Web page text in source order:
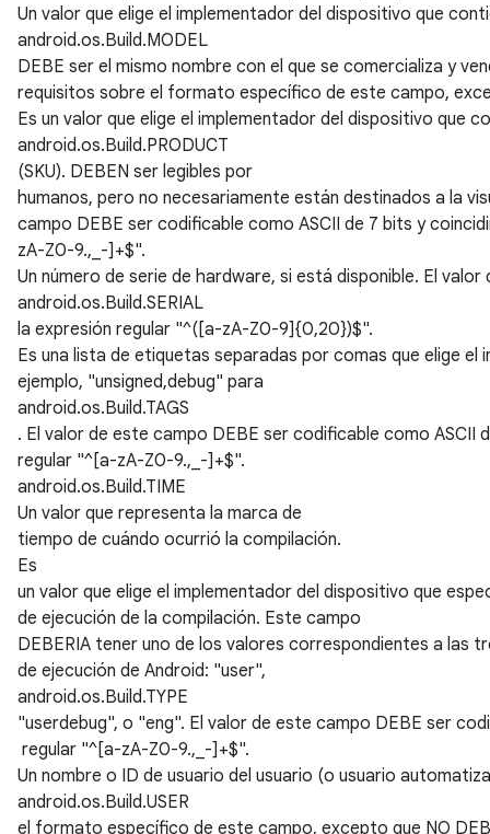
Un valor que elige el implementador del dispositivo que
android.os.Build.MODEL
DEBE ser el mismo nombre con el que se comercializa y
requisitos sobre el formato específico de este campo,
Es un valor que elige el implementador del dispositivo que
android.os.Build.PRODUCT
(SKU). DEBEN ser legibles por
humanos, pero no necesariamente están destinados a la
campo DEBE ser codificable como ASCII de 7 bits y
zA-Z0-9.,_-]+$".
Un número de serie de hardware, si está disponible. El
android.os.Build.SERIAL
la expresión regular "^([a-zA-Z0-9]{0,20})$".
Es una lista de etiquetas separadas por comas que elige
ejemplo, "unsigned,debug" para
android.os.Build.TAGS
. El valor de este campo DEBE ser codificable como ASCII
regular "^[a-zA-Z0-9.,_-]+$".
android.os.Build.TIME
Un valor que representa la marca de
tiempo de cuándo ocurrió la compilación.
Es
un valor que elige el implementador del dispositivo que
de ejecución de la compilación. Este campo
DEBERIA tener uno de los valores correspondientes a las
de ejecución de Android: "user",
android.os.Build.TYPE
"userdebug", o "eng". El valor de este campo DEBE ser
regular "^[a-zA-Z0-9.,_-]+$".
Un nombre o ID de usuario del usuario (o usuario
android.os.Build.USER
el formato específico de este campo, excepto que NO